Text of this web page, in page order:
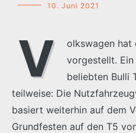
10. Juni 2021
V
olkswagen hat
vorgestellt.
beliebten Bulli
teilweise: Die
basiert weiterhin auf dem
Grundfesten auf den T5